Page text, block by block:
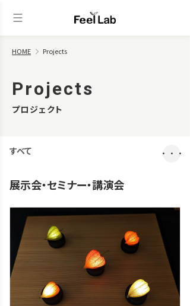
HOME Projects
Projects
プロジェクト
すべて ・・・
展示会・セミナー・講演会